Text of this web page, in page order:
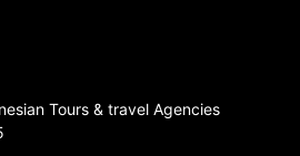
Tours & travel Agencies